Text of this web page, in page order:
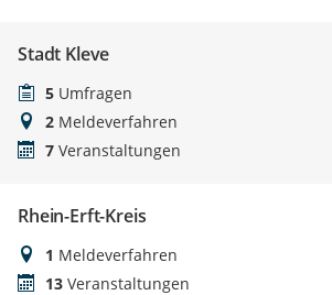
Stadt Kleve
5 Umfragen
2 Meldeverfahren
7 Veranstaltungen
Rhein-Erft-Kreis
1 Meldeverfahren
13 Veranstaltungen